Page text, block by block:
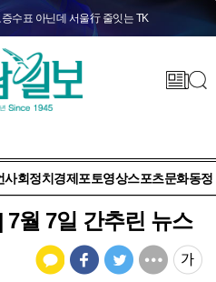
증수표 아닌데 서울行 줄잇는 TK
사회정치 경제 포토영상스포츠문화동정
월 7일 간추린 뉴스